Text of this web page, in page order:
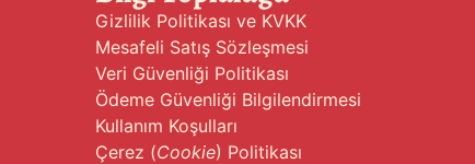
Gizlilik Politikası ve KVKK
Mesafeli Satış Sözleşmesi
Veri Güvenliği Politikası
Ödeme Güvenliği Bilgilendirmesi
Kullanım Koşulları
Çerez (Cookie) Politikası